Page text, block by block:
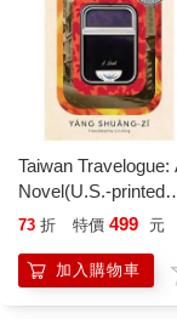
作，（b）將答案
己忘記處理最顯而
什麼？查了我鍾愛
一種哲學學科，主
這是最主要的定義
意義。但這讓我心
的美學究竟是什麼。
我研讀了古典希臘
家的理論等等，隨
和設計師而言，學
哲學家兼藝評家亞
在我腦海裡迴響：
Taiwan Travelogue:
Novel(U.S.-printed
edition)
73 折 特價 499 元
加入購物車